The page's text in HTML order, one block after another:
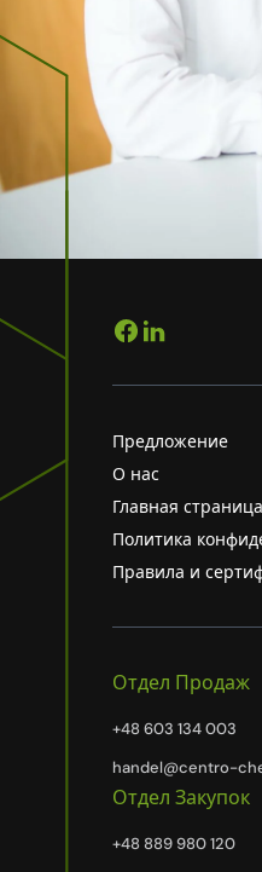
Предложение
О нас
Главная страница
Политика
Правила и
Отдел Продаж
+48 603 134 003
handel@centro-
Отдел Закупок
+48 889 980 120